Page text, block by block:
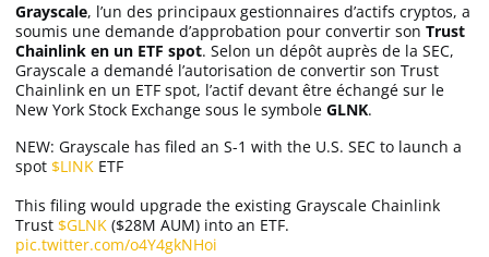
Grayscale, l’un des principaux gestionnaires d’actifs cryptos, a
soumis une demande d’approbation pour convertir son Trust
Chainlink en un ETF spot. Selon un dépôt auprès de la SEC,
Grayscale a demandé l’autorisation de convertir son Trust
Chainlink en un ETF spot, l’actif devant être échangé sur le
New York Stock Exchange sous le symbole GLNK.
NEW: Grayscale has filed an S-1 with the U.S. SEC to launch a
spot $LINK ETF
This filing would upgrade the existing Grayscale Chainlink
Trust $GLNK ($28M AUM) into an ETF.
pic.twitter.com/o4Y4gkNHoi